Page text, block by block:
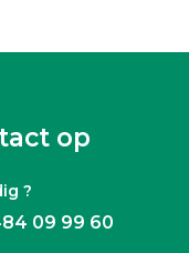
op
?
09 99 60